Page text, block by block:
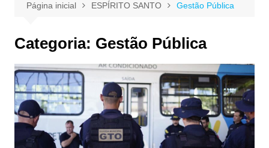
Página inicial ESPÍRITO SANTO Gestão Pública
Categoria: Gestão Pública